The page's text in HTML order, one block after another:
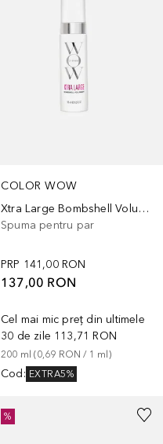
COLOR WOW
Xtra Large Bombshell Volumizer
Spuma pentru par
PRP 141,00 RON
137,00 RON
Cel mai mic preț din ultimele
30 de zile 113,71 RON
200 ml (0,69 RON / 1 ml )
Cod: EXTRA5%
%